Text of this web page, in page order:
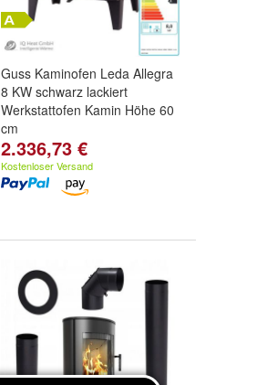
Guss Kaminofen Leda Allegra
8 KW schwarz lackiert
Werkstattofen Kamin Höhe 60
cm
2.336,73 €
Kostenloser Versand